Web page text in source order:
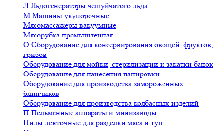
Л Льдогенераторы чешуйчатого льда
М Машины укупорочные
Мясомассажеры вакуумные
Мясорубка промышленная
О Оборудование для консервирования овощей, фруктов,
грибов
Оборудование для мойки, стерилизации и закатки банок
Оборудование для нанесения панировки
Оборудование для производства замороженных
блинчиков
Оборудование для производства колбасных изделий
П Пельменные аппараты и минизаводы
Пилы ленточные для разделки мяса и туш